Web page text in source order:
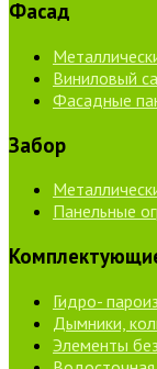
Фасад
Виниловый
Фасадные
Забор
Панельные
Гидро-
Дымники,
Элементы